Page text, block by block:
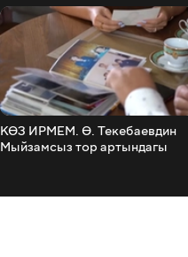
КӨЗ ИРМЕМ. Ө. Текебаевдин
Мыйзамсыз тор артындагы